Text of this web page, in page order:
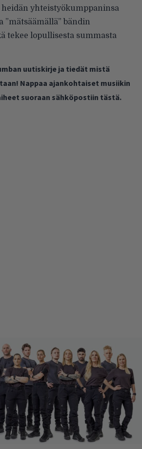
yhteistyökumppaninsa
”mätsäämällä” bändin
tekee lopullisesta summasta
uutiskirje ja tiedät mistä
Nappaa ajankohtaiset musiikin
suoraan sähköpostiin tästä.